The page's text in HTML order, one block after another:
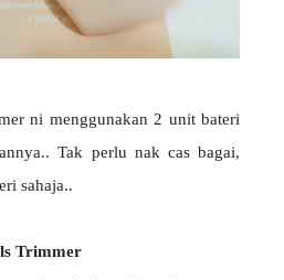
ni menggunakan 2 unit bateri
Tak perlu nak cas bagai,
sahaja..
Trimmer